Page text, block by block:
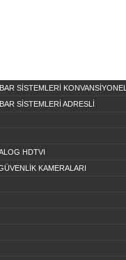
SİSTEMLERİ KONVANSİYONEL
SİSTEMLERİ ADRESLİ
HDTVI
KAMERALARI